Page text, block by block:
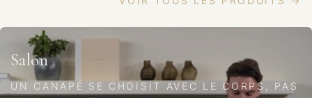
Salon
UN CANAPÉ SE CHOISIT AVEC LE CORPS, PAS